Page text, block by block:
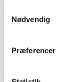
Nødvendig
Præferencer
vælge at hente varen
kan få varen sendt
tjekke varen på
under for